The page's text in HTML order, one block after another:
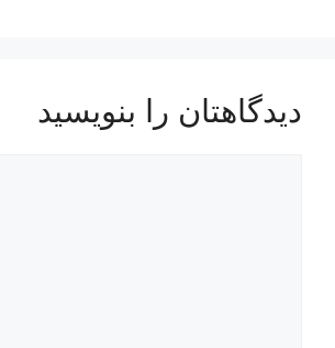
دیدگاهتان را بنویسید